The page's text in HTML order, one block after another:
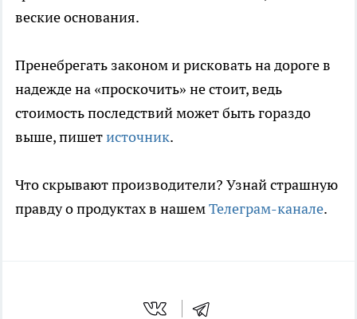
веские основания.
Пренебрегать законом и рисковать на дороге в
надежде на «проскочить» не стоит, ведь
стоимость последствий может быть гораздо
выше, пишетисточник.
Что скрывают производители? Узнай страшную
правду о продуктах в нашемТелеграм-канале.